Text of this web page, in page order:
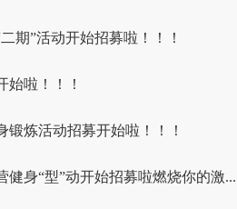
期”活动开始招募啦！！！
始啦！！！
锻炼活动招募开始啦！！！
身“型”动开始招募啦燃烧你的激...